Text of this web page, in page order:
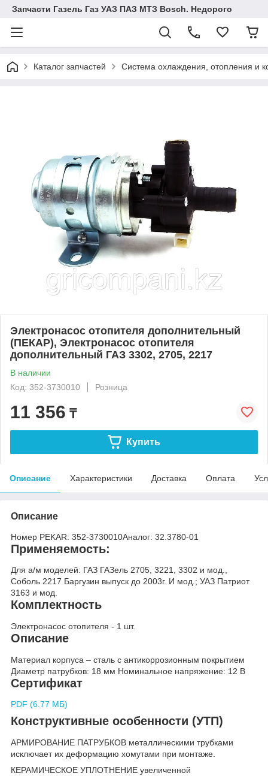
Запчасти Газель Газ УАЗ ПАЗ МТЗ Bosch. Недорого
Каталог запчастей Система охлаждения, отопления и
Электронасос отопителя дополнительный
(ПЕКАР), Электронасос отопителя
дополнительный ГАЗ 3302, 2705, 2217
В наличии
Код: 352-3730010
Розница
11 356 ₸
Купить
Описание Характеристики Доставка Оплата
Описание
Номер PEKAR: 352-3730010Аналог: 32.3780-01
Применяемость:
Для а/м моделей: ГАЗ ГАЗель 2705, 3221, 3302 и мод.,
Соболь 2217 Баргузин выпуск до 2003г. И мод.; УАЗ Патриот
3163 и мод.
Комплектность
Электронасос отопителя - 1 шт.
Описание
Материал корпуса – сталь с антикоррозионным покрытием
Диаметр патрубков: 18 мм Номинальное напряжение: 12 В
Сертификат
PDF (6.77 МБ)
Конструктивные особенности (УТП)
АРМИРОВАНИЕ ПАТРУБКОВ металлическими трубками
исключает их деформацию хомутами при монтаже.
КЕРАМИЧЕСКОЕ УПЛОТНЕНИЕ увеличенной